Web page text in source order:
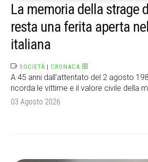
La memoria della strage
resta una ferita aperta
italiana
SOCIETÀ |CRONACA
A 45 anni dall’attentato del 2 agosto
ricorda le vittime e il valore civile della
03 Agosto 2026